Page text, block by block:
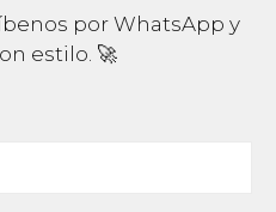
por WhatsApp y
estilo. 🚀